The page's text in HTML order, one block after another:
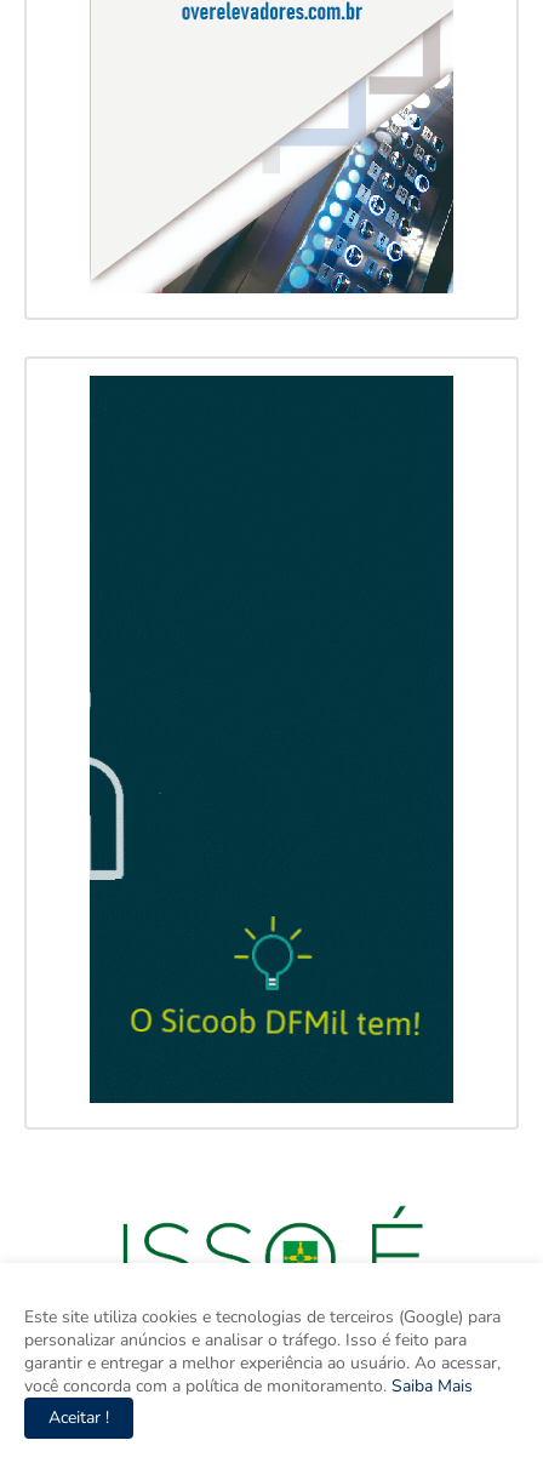
Este site utiliza cookies e tecnologias de terceiros (Google) para
personalizar anúncios e analisar o tráfego. Isso é feito para
garantir e entregar a melhor experiência ao usuário. Ao acessar,
você concorda com a política de monitoramento. Saiba Mais
Aceitar !